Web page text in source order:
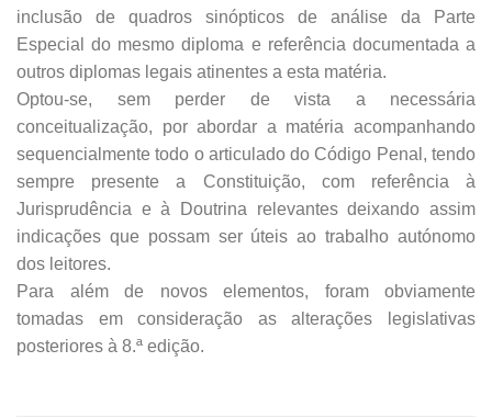
inclusão de quadros sinópticos de análise da Parte
Especial do mesmo diploma e referência documentada a
outros diplomas legais atinentes a esta matéria.
Optou-se, sem perder de vista a necessária
conceitualização, por abordar a matéria acompanhando
sequencialmente todo o articulado do Código Penal, tendo
sempre presente a Constituição, com referência à
Jurisprudência e à Doutrina relevantes deixando assim
indicações que possam ser úteis ao trabalho autónomo
dos leitores.
Para além de novos elementos, foram obviamente
tomadas em consideração as alterações legislativas
posteriores à 8.ª edição.